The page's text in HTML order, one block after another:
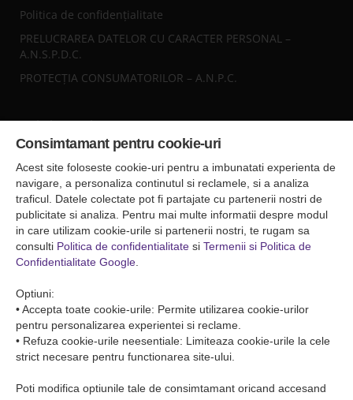
Politica de confidențialitate
PRELUCRAREA DATELOR CU CARACTER PERSONAL –
A.N.S.P.D.C.
PROTECȚIA CONSUMATORILOR – A.N.P.C.
Sediul central
Falticeni ( Autogara Romfour )
str. Plutonier Ghiniţă nr.8, Fălticeni, judeţul Suceava
0040374557200
Condiții de Transport
Condițiile de transport colete
Condițiile de transport persone
Consimtamant pentru cookie-uri
Acest site foloseste cookie-uri pentru a imbunatati experienta de
navigare, a personaliza continutul si reclamele, si a analiza
traficul. Datele colectate pot fi partajate cu partenerii nostri de
publicitate si analiza. Pentru mai multe informatii despre modul
in care utilizam cookie-urile si partenerii nostri, te rugam sa
consulti Politica de confidentialitate si Termenii si Politica de
Confidentialitate Google
Optiuni:
• Accepta toate cookie-urile: Permite utilizarea cookie-urilor
pentru personalizarea experientei si reclame.
• Refuza cookie-urile neesentiale: Limiteaza cookie-urile la cele
strict necesare pentru functionarea site-ului.
Poti modifica optiunile tale de consimtamant oricand accesand